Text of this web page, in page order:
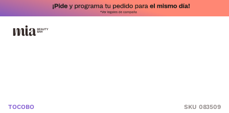
TOCOBO SKU 083509